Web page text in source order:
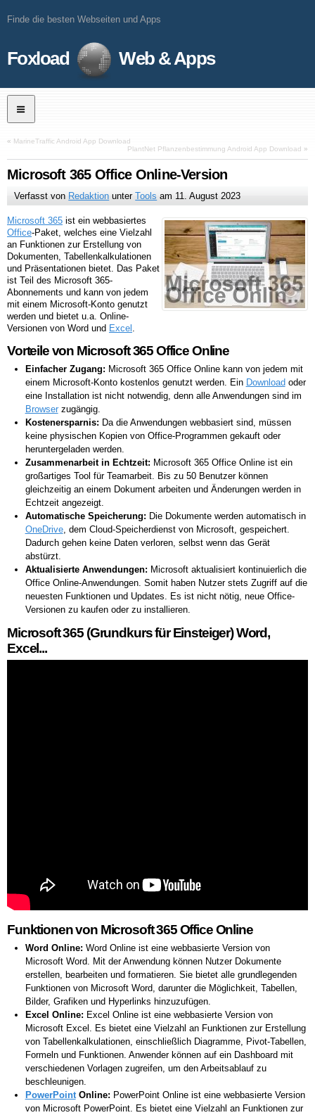
Finde die besten Webseiten und Apps
Foxload Web & Apps
« MarineTraffic Android App Download
PlantNet Pflanzenbestimmung Android App Download »
Microsoft 365 Office Online-Version
Verfasst von Redaktion unterTools am 11. August 2023
Microsoft 365 ist ein webbasiertes
Office-Paket, welches eine Vielzahl
an Funktionen zur Erstellung von
Dokumenten, Tabellenkalkulationen
und Präsentationen bietet. Das Paket
ist Teil des Microsoft 365-
Abonnements und kann von jedem
mit einem Microsoft-Konto genutzt
werden und bietet u.a. Online-
Versionen von Word und Excel .
Vorteile von Microsoft 365 Office Online
Einfacher Zugang: Microsoft 365 Office Online kann von jedem mit
einem Microsoft-Konto kostenlos genutzt werden. Ein Download oder
eine Installation ist nicht notwendig, denn alle Anwendungen sind im
Browserzugängig.
Kostenersparnis: Da die Anwendungen webbasiert sind, müssen
keine physischen Kopien von Office-Programmen gekauft oder
heruntergeladen werden.
Zusammenarbeit in Echtzeit: Microsoft 365 Office Online ist ein
großartiges Tool für Teamarbeit. Bis zu 50 Benutzer können
gleichzeitig an einem Dokument arbeiten und Änderungen werden in
Echtzeit angezeigt.
Automatische Speicherung: Die Dokumente werden automatisch in
OneDrive, dem Cloud-Speicherdienst von Microsoft, gespeichert.
Dadurch gehen keine Daten verloren, selbst wenn das Gerät
abstürzt.
Aktualisierte Anwendungen: Microsoft aktualisiert kontinuierlich die
Office Online-Anwendungen. Somit haben Nutzer stets Zugriff auf die
neuesten Funktionen und Updates. Es ist nicht nötig, neue Office-
Versionen zu kaufen oder zu installieren.
Microsoft 365 (Grundkurs für Einsteiger) Word,
Excel...
Funktionen von Microsoft 365 Office Online
Word Online: Word Online ist eine webbasierte Version von
Microsoft Word. Mit der Anwendung können Nutzer Dokumente
erstellen, bearbeiten und formatieren. Sie bietet alle grundlegenden
Funktionen von Microsoft Word, darunter die Möglichkeit, Tabellen,
Bilder, Grafiken und Hyperlinks hinzuzufügen.
Excel Online: Excel Online ist eine webbasierte Version von
Microsoft Excel. Es bietet eine Vielzahl an Funktionen zur Erstellung
von Tabellenkalkulationen, einschließlich Diagramme, Pivot-Tabellen,
Formeln und Funktionen. Anwender können auf ein Dashboard mit
verschiedenen Vorlagen zugreifen, um den Arbeitsablauf zu
beschleunigen.
PowerPointOnline: PowerPoint Online ist eine webbasierte Version
von Microsoft PowerPoint. Es bietet eine Vielzahl an Funktionen zur